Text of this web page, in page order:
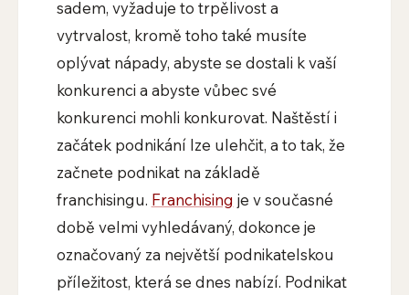
sadem, vyžaduje to trpělivost a
vytrvalost, kromě toho také musíte
oplývat nápady, abyste se dostali k vaší
konkurenci a abyste vůbec své
konkurenci mohli konkurovat. Naštěstí i
začátek podnikání lze ulehčit, a to tak, že
začnete podnikat na základě
franchisingu. Franchising je v současné
době velmi vyhledávaný, dokonce je
označovaný za největší podnikatelskou
příležitost, která se dnes nabízí. Podnikat